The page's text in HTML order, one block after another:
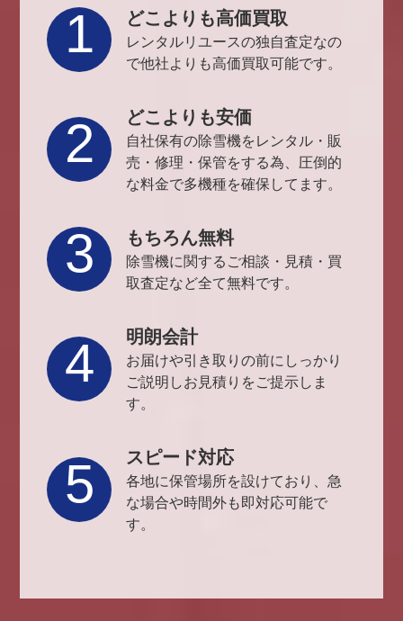
どこよりも高価買取
レンタルリユースの独自査定なの
で他社よりも高価買取可能です。
1
どこよりも安価
自社保有の除雪機をレンタル・販
売・修理・保管をする為、圧倒的
な料金で多機種を確保してます。
2
もちろん無料
除雪機に関するご相談・見積・買
取査定など全て無料です。
3
明朗会計
お届けや引き取りの前にしっかり
ご説明しお見積りをご提示しま
す。
4
スピード対応
各地に保管場所を設けており、急
な場合や時間外も即対応可能で
す。
5